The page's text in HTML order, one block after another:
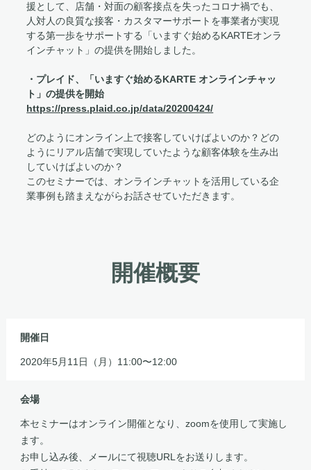
援として、店舗・対面の顧客接点を失ったコロナ禍でも、
人対人の良質な接客・カスタマーサポートを事業者が実現
する第一歩をサポートする「いますぐ始めるKARTEオンラ
インチャット」の提供を開始しました。
・プレイド、「いますぐ始めるKARTE オンラインチャッ
ト」の提供を開始
https://press.plaid.co.jp/data/20200424/
どのようにオンライン上で接客していけばよいのか？どの
ようにリアル店舗で実現していたような顧客体験を生み出
していけばよいのか？
このセミナーでは、オンラインチャットを活用している企
業事例も踏まえながらお話させていただきます。
開催概要
開催日
2020年5月11日（月）11:00〜12:00
会場
本セミナーはオンライン開催となり、zoomを使用して実施し
ます。
お申し込み後、メールにて視聴URLをお送りします。